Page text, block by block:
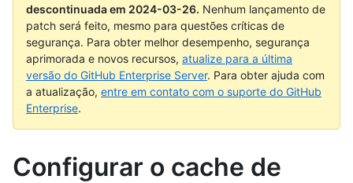
descontinuada em 2024-03-26. Nenhum lançamento de
patch será feito, mesmo para questões críticas de
segurança. Para obter melhor desempenho, segurança
aprimorada e novos recursos, atualize para a última
versão do GitHub Enterprise Server. Para obter ajuda com
a atualização, entre em contato com o suporte do GitHub
Enterprise.
Configurar o cache de